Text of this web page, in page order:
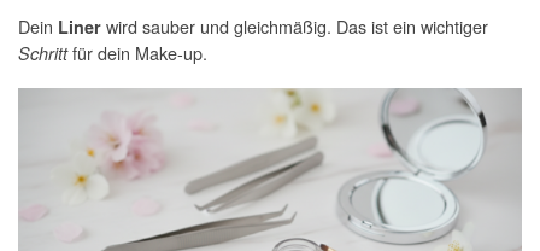
Dein Liner wird sauber und gleichmäßig. Das ist ein wichtiger
Schrittfür dein Make-up.